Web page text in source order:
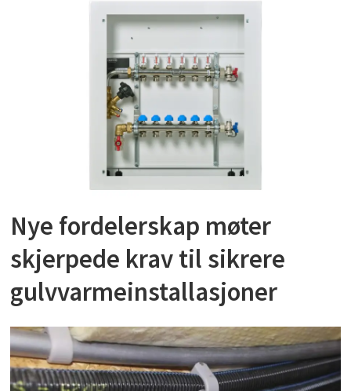
Nye fordelerskap møter
skjerpede krav til sikrere
gulvvarmeinstallasjoner